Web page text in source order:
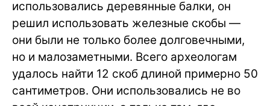
использовались деревянные балки, он
решил использовать железные скобы —
они были не только более долговечными,
но и малозаметными. Всего археологам
удалось найти 12 скоб длиной примерно 50
сантиметров. Они использовались не во